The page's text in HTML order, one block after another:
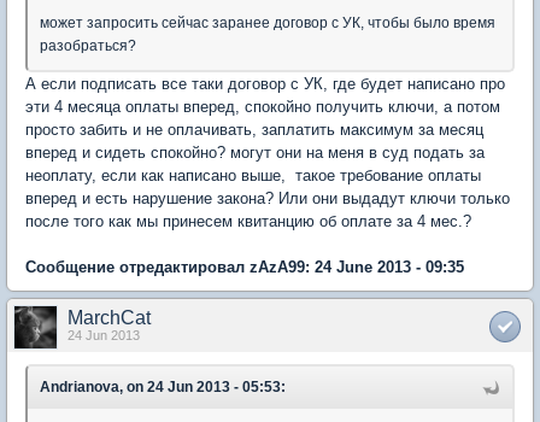
может запросить сейчас заранее договор с УК, чтобы было время
разобраться?
А если подписать все таки договор с УК, где будет написано про
эти 4 месяца оплаты вперед, спокойно получить ключи, а потом
просто забить и не оплачивать, заплатить максимум за месяц
вперед и сидеть спокойно? могут они на меня в суд подать за
неоплату, если как написано выше, такое требование оплаты
вперед и есть нарушение закона? Или они выдадут ключи только
после того как мы принесем квитанцию об оплате за 4 мес.?
Сообщение отредактировал zAzA99: 24 June 2013 - 09:35
MarchCat
24 Jun 2013
Andrianova, on 24 Jun 2013 - 05:53: